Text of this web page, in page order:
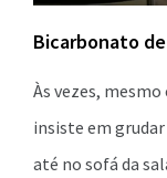
Bicarbonato
Às vezes,
insiste em
até no sofá da